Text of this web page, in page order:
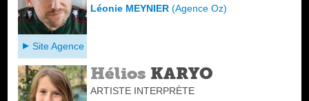
Léonie MEYNIER(Agence Oz)
Site Agence
Hélios KARYO
ARTISTE INTERPRÈTE